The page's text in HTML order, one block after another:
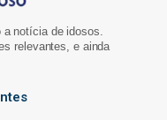
a notícia de idosos.
relevantes, e ainda